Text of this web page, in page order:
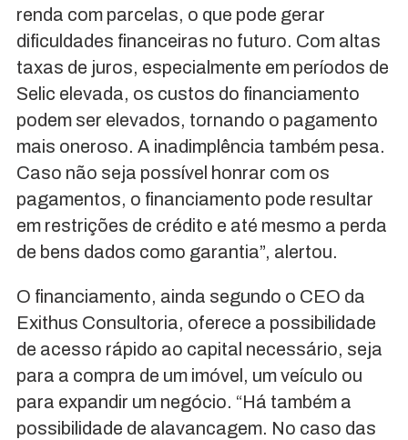
renda com parcelas, o que pode gerar
dificuldades financeiras no futuro. Com altas
taxas de juros, especialmente em períodos de
Selic elevada, os custos do financiamento
podem ser elevados, tornando o pagamento
mais oneroso. A inadimplência também pesa.
Caso não seja possível honrar com os
pagamentos, o financiamento pode resultar
em restrições de crédito e até mesmo a perda
de bens dados como garantia”, alertou.
O financiamento, ainda segundo o CEO da
Exithus Consultoria, oferece a possibilidade
de acesso rápido ao capital necessário, seja
para a compra de um imóvel, um veículo ou
para expandir um negócio. “Há também a
possibilidade de alavancagem. No caso das